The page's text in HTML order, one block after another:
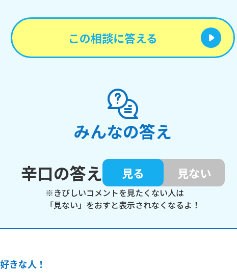
この相談に答える
みんなの答え
辛口の答え
見る 見ない
※きびしいコメントを見たくない人は
「見ない」をおすと表示されなくなるよ！
好きな人！